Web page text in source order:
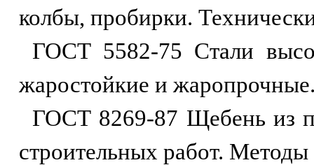
колбы, пробирки.
ГОСТ 5582-75 Стали
жаростойкие и
ГОСТ 8269-87 Щебень из
строительных работ.